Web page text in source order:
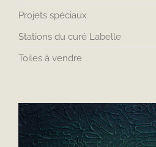
Projets spéciaux
Stations du curé Labelle
Toiles à vendre